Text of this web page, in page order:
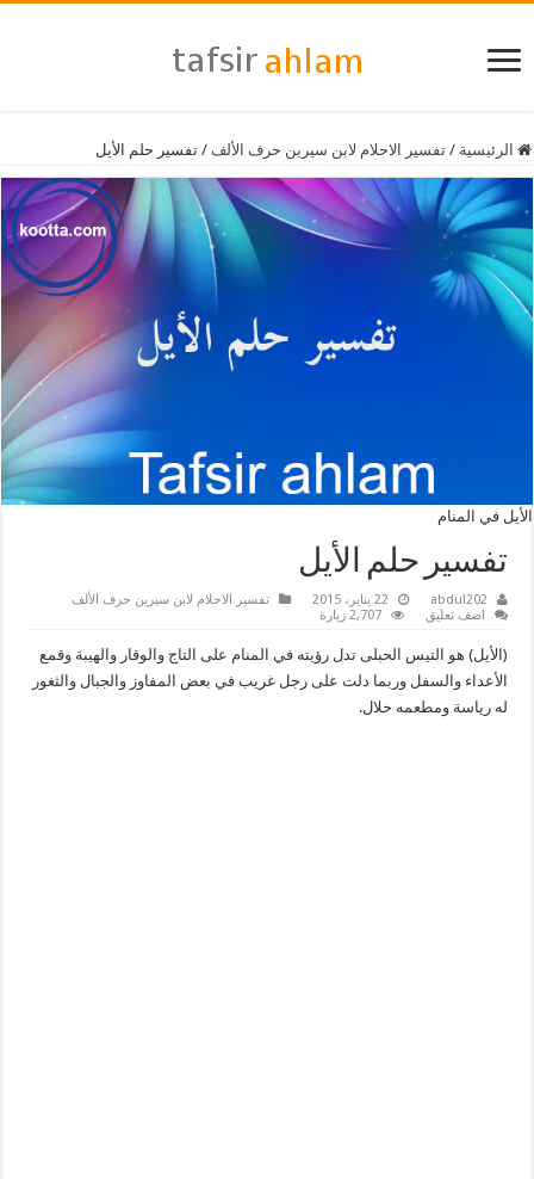
الرئيسية / تفسير الاحلام لابن سيرين حرف الألف / تفسير حلم الأيل
الأيل في المنام
تفسير حلم الأيل
abdul202 22 يناير، 2015
تفسير الاحلام لابن سيرين حرف الألف
اضف تعليق
2,707 زيارة
(الأيل) هو التيس الحبلى تدل رؤيته في المنام على التاج والوقار والهيبة وقمع
الأعداء والسفل وربما دلت على رجل غريب في بعض المفاوز والجبال والثغور
له رياسة ومطعمه حلال.